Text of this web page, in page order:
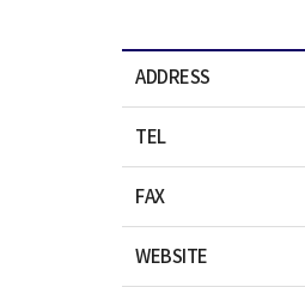
ADDRESS
TEL
FAX
WEBSITE